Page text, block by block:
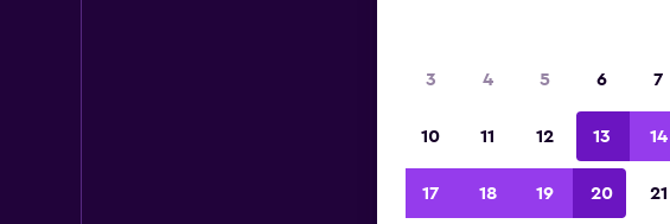
3 4 5 6 7
10 11 12 13 14
17 18 19 20 21